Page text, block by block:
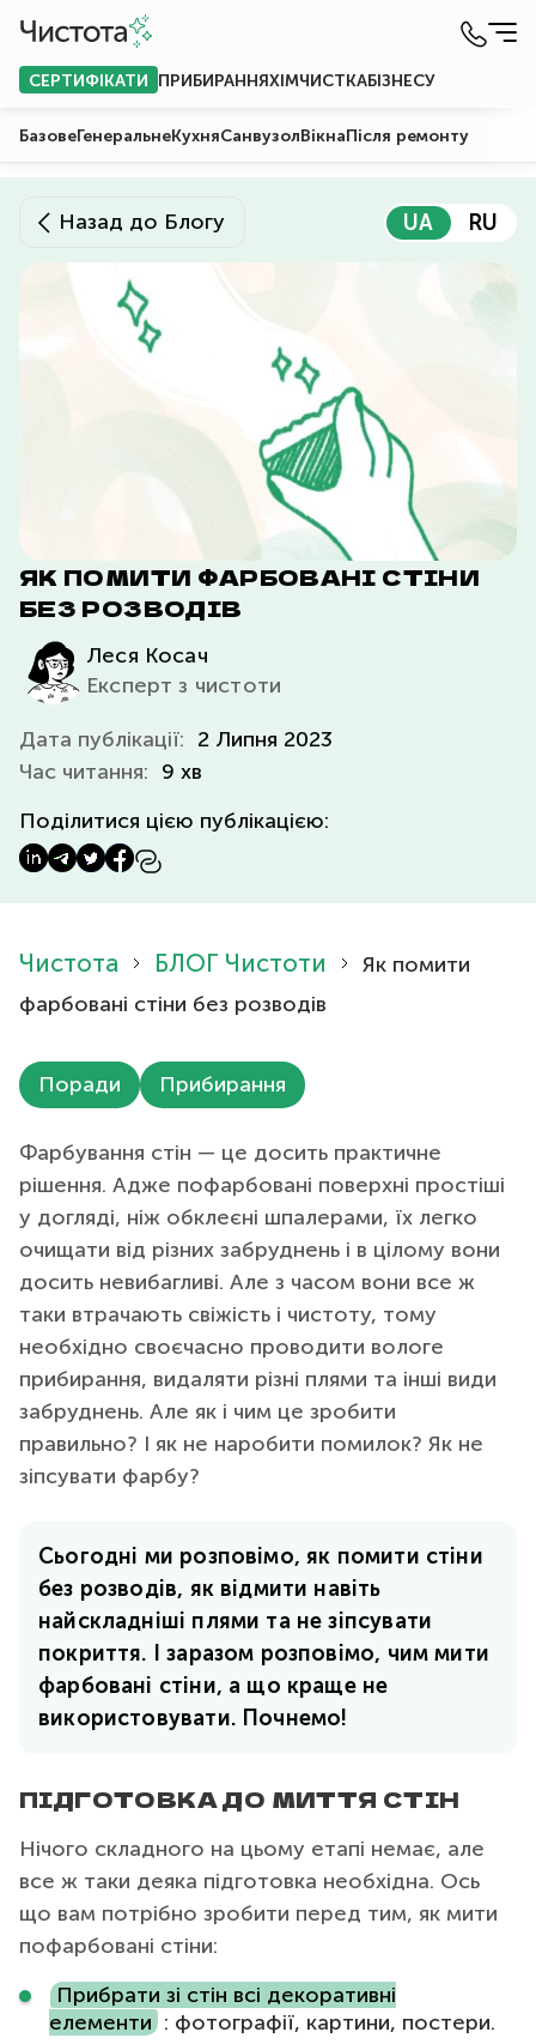
СЕРТИФІКАТИ ПРИБИРАННЯХІМЧИСТКАБІЗНЕСУ
БазовеГенеральнеКухняСанвузолВікнаПісля ремонту
Назад до Блогу UA RU
ЯК ПОМИТИ ФАРБОВАНІ СТІНИ
БЕЗ РОЗВОДІВ
Леся Косач
Експерт з чистоти
Дата публікації: 2 Липня 2023
Час читання: 9 хв
Поділитися цією публікацією:
Чистота БЛОГ Чистоти
Як помити
фарбовані стіни без розводів
Поради Прибирання
Фарбування стін — це досить практичне
рішення. Адже пофарбовані поверхні простіші
у догляді, ніж обклеєні шпалерами, їх легко
очищати від різних забруднень і в цілому вони
досить невибагливі. Але з часом вони все ж
таки втрачають свіжість і чистоту, тому
необхідно своєчасно проводити вологе
прибирання, видаляти різні плями та інші види
забруднень. Але як і чим це зробити
правильно? І як не наробити помилок? Як не
зіпсувати фарбу?
Сьогодні ми розповімо, як помити стіни
без розводів, як відмити навіть
найскладніші плями та не зіпсувати
покриття. І заразом розповімо, чим мити
фарбовані стіни, а що краще не
використовувати. Почнемо!
ПІДГОТОВКА ДО МИТТЯ СТІН
Нічого складного на цьому етапі немає, але
все ж таки деяка підготовка необхідна. Ось
що вам потрібно зробити перед тим, як мити
пофарбовані стіни:
Прибрати зі стін всі декоративні
елементи : фотографії, картини, постери.